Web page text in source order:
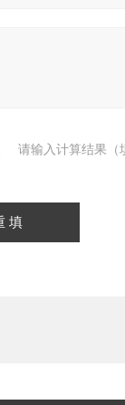
请输入计算结果（